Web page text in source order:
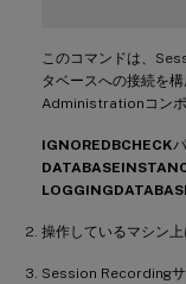
このコマンドは、
タベースへの接続を
Administrationコンポ
IGNOREDBCHECK
操作しているマシン
Session Recordingサ